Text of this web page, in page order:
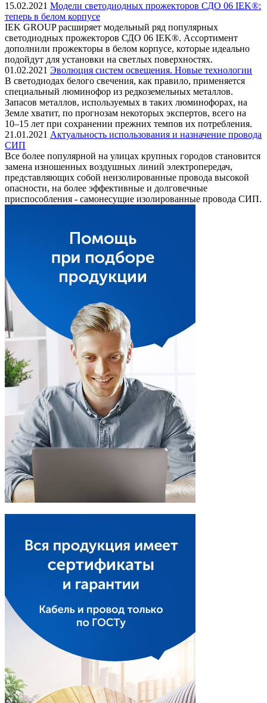
15.02.2021 Модели светодиодных прожекторов СДО 06 IEK®:
теперь в белом корпусе
IEK GROUP расширяет модельный ряд популярных
светодиодных прожекторов СДО 06 IEK®. Ассортимент
дополнили прожекторы в белом корпусе, которые идеально
подойдут для установки на светлых поверхностях.
01.02.2021 Эволюция систем освещения. Новые технологии
В светодиодах белого свечения, как правило, применяется
специальный люминофор из редкоземельных металлов.
Запасов металлов, используемых в таких люминофорах, на
Земле хватит, по прогнозам некоторых экспертов, всего на
10–15 лет при сохранении прежних темпов их потребления.
21.01.2021 Актуальность использования и назначение провода
СИП
Все более популярной на улицах крупных городов становится
замена изношенных воздушных линий электропередач,
представляющих собой неизолированные провода высокой
опасности, на более эффективные и долговечные
приспособления - самонесущие изолированные провода СИП.